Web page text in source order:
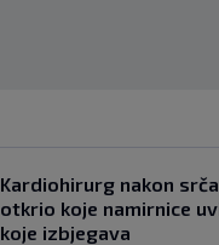
Kardiohirurg nakon
otkrio koje namirnice
koje izbjegava